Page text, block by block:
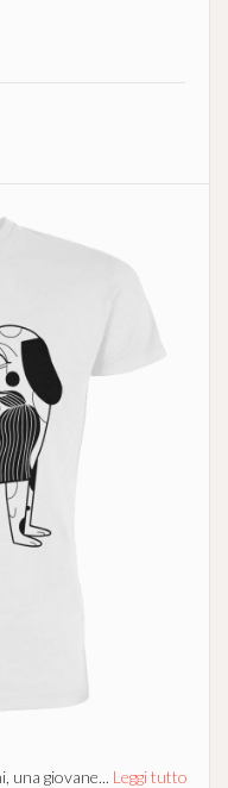
una giovane... Leggi tutto